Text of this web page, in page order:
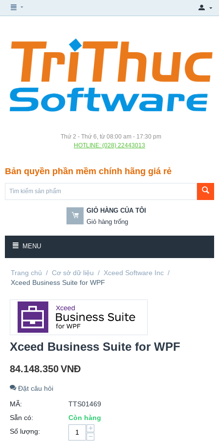
Thứ 2 - Thứ 6, từ 08:00 am - 17:30 pm
HOTLINE: (028) 22443013
Bản quyền phần mềm chính hãng giá rẻ
GIỎ HÀNG CỦA TÔI
Giỏ hàng trống
MENU
Trang chủ / Cơ sở dữ liệu / Xceed Software Inc /
Xceed Business Suite for WPF
Xceed Business Suite for WPF
84.148.350VNĐ
Đặt câu hỏi
MÃ:
TTS01469
Sẵn có:
Còn hàng
Số lượng:
+
−